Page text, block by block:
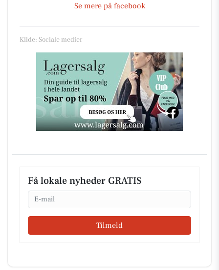
Se mere på facebook
Kilde: Sociale medier
Få lokale nyheder GRATIS
Email
Tilmeld